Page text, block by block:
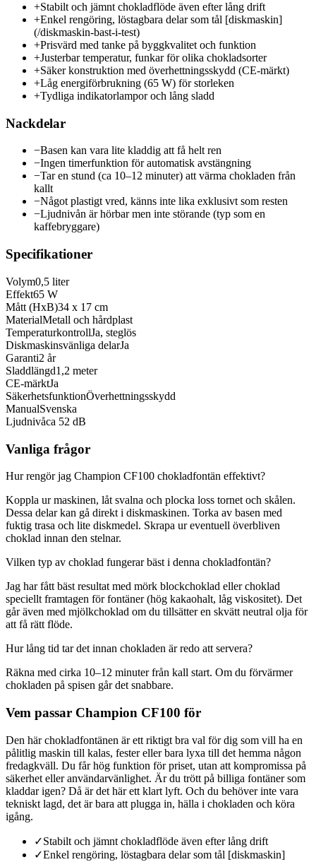
+Stabilt och jämnt chokladflöde även efter lång drift
+Enkel rengöring, löstagbara delar som tål [diskmaskin]
(/diskmaskin-bast-i-test)
+Prisvärd med tanke på byggkvalitet och funktion
+Justerbar temperatur, funkar för olika chokladsorter
+Säker konstruktion med överhettningsskydd (CE-märkt)
+Låg energiförbrukning (65 W) för storleken
+Tydliga indikatorlampor och lång sladd
Nackdelar
−Basen kan vara lite kladdig att få helt ren
−Ingen timerfunktion för automatisk avstängning
−Tar en stund (ca 10–12 minuter) att värma chokladen från
kallt
−Något plastigt vred, känns inte lika exklusivt som resten
−Ljudnivån är hörbar men inte störande (typ som en
kaffebryggare)
Specifikationer
Volym0,5 liter
Effekt65 W
Mått (HxB)34 x 17 cm
MaterialMetall och hårdplast
TemperaturkontrollJa, steglös
Diskmaskinsvänliga delarJa
Garanti2 år
Sladdlängd1,2 meter
CE-märktJa
SäkerhetsfunktionÖverhettningsskydd
ManualSvenska
Ljudnivåca 52 dB
Vanliga frågor
Hur rengör jag Champion CF100 chokladfontän effektivt?
Koppla ur maskinen, låt svalna och plocka loss tornet och skålen.
Dessa delar kan gå direkt i diskmaskinen. Torka av basen med
fuktig trasa och lite diskmedel. Skrapa ur eventuell överbliven
choklad innan den stelnar.
Vilken typ av choklad fungerar bäst i denna chokladfontän?
Jag har fått bäst resultat med mörk blockchoklad eller choklad
speciellt framtagen för fontäner (hög kakaohalt, låg viskositet). Det
går även med mjölkchoklad om du tillsätter en skvätt neutral olja för
att få rätt flöde.
Hur lång tid tar det innan chokladen är redo att servera?
Räkna med cirka 10–12 minuter från kall start. Om du förvärmer
chokladen på spisen går det snabbare.
Vem passar Champion CF100 för
Den här chokladfontänen är ett riktigt bra val för dig som vill ha en
pålitlig maskin till kalas, fester eller bara lyxa till det hemma någon
fredagkväll. Du får hög funktion för priset, utan att kompromissa på
säkerhet eller användarvänlighet. Är du trött på billiga fontäner som
kladdar igen? Då är det här ett klart lyft. Och du behöver inte vara
tekniskt lagd, det är bara att plugga in, hälla i chokladen och köra
igång.
✓Stabilt och jämnt chokladflöde även efter lång drift
✓Enkel rengöring, löstagbara delar som tål [diskmaskin]